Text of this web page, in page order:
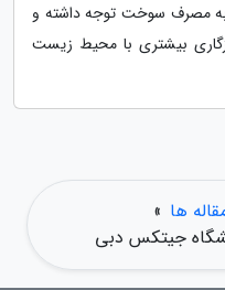
به مصرف سوخت توجه داشته و
بیشتری با محیط زیست
ها »
جیتکس دبی